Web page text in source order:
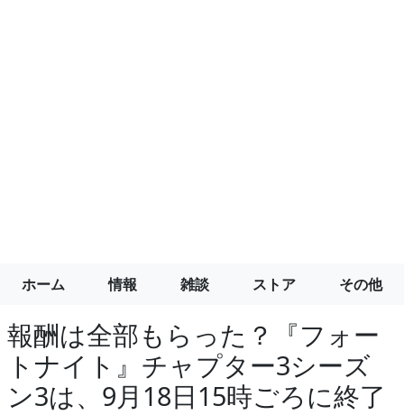
ホーム 情報 雑談 ストア その他
報酬は全部もらった？『フォー
トナイト』チャプター3シーズ
ン3は、9月18日15時ごろに終了